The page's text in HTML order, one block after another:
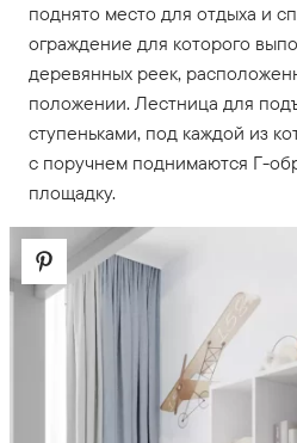
поднято место для отдыха и
ограждение для которого
деревянных реек,
положении. Лестница для
ступеньками, под каждой из
с поручнем поднимаются Г-
площадку.